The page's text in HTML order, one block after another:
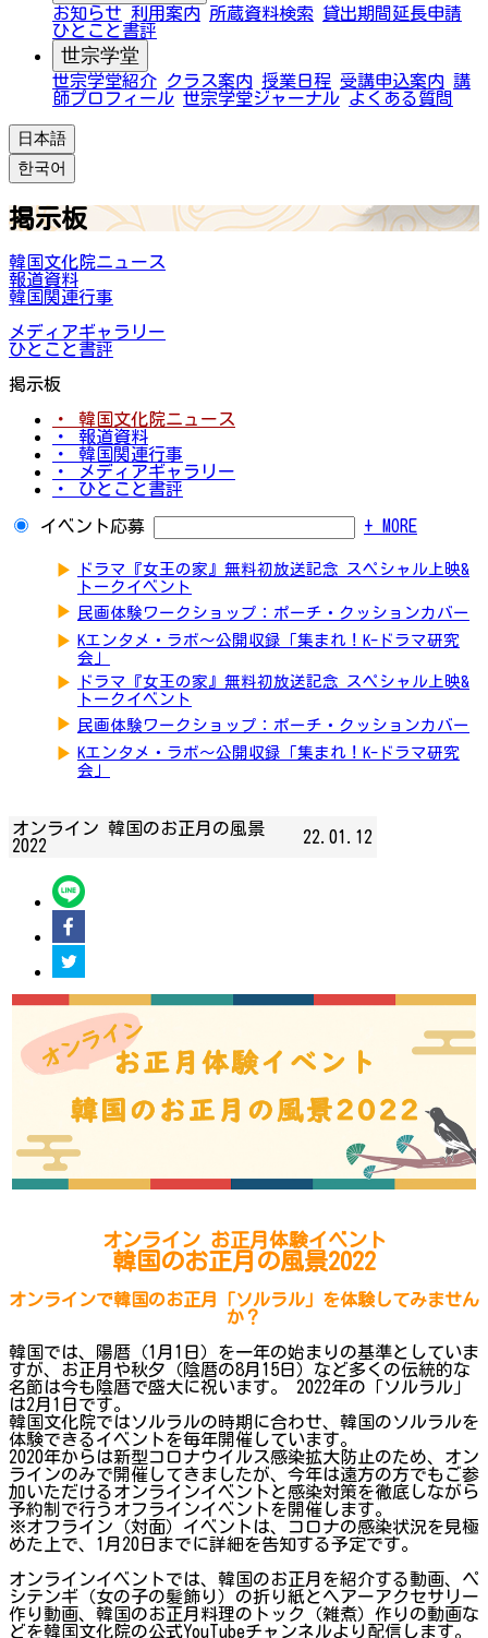
お知らせ 利用案内 所蔵資料検索
貸出期間延長申請
ひとこと書評
世宗学堂
世宗学堂紹介 クラス案内 授業日程 受講申込案内 講
師プロフィール 世宗学堂ジャーナル よくある質問
日本語
한국어
掲示板
韓国文化院ニュース
報道資料
韓国関連行事
メディアギャラリー
ひとこと書評
掲示板
・ 韓国文化院ニュース
・ 報道資料
・ 韓国関連行事
・ メディアギャラリー
・ ひとこと書評
イベント応募 + MORE
▶
ドラマ『女王の家』無料初放送記念 スペシャル上映&
トークイベント
▶ 民画体験ワークショップ：ポーチ・クッションカバー
▶ Kエンタメ・ラボ～公開収録「集まれ！K-ドラマ研究
会」
▶
ドラマ『女王の家』無料初放送記念 スペシャル上映&
トークイベント
▶ 民画体験ワークショップ：ポーチ・クッションカバー
▶ Kエンタメ・ラボ～公開収録「集まれ！K-ドラマ研究
会」
オンライン 韓国のお正月の風景
2022
22.01.12
オンライン お正月体験イベント
韓国のお正月の風景2022
オンラインで韓国のお正月「ソルラル」を体験してみません
か？
韓国では、陽暦（1月1日）を一年の始まりの基準としていま
すが、お正月や秋夕（陰暦の8月15日）など多くの伝統的な
名節は今も陰暦で盛大に祝います。 2022年の「ソルラル」
は2月1日です。
韓国文化院ではソルラルの時期に合わせ、韓国のソルラルを
体験できるイベントを毎年開催しています。
2020年からは新型コロナウイルス感染拡大防止のため、オン
ラインのみで開催してきましたが、今年は遠方の方でもご参
加いただけるオンラインイベントと感染対策を徹底しながら
予約制で行うオフラインイベントを開催します。
※オフライン（対面）イベントは、コロナの感染状況を見極
めた上で、1月20日までに詳細を告知する予定です。
オンラインイベントでは、韓国のお正月を紹介する動画、ペ
シテンギ（女の子の髪飾り）の折り紙とヘアーアクセサリー
作り動画、韓国のお正月料理のトック（雑煮）作りの動画な
どを韓国文化院の公式YouTubeチャンネルより配信します。